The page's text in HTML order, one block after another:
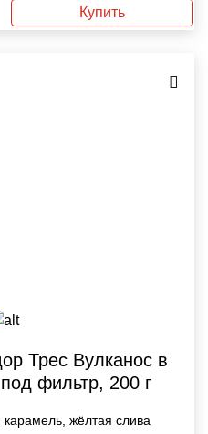
Купить
Трес Вулканос в
фильтр, 200 г
жёлтая слива